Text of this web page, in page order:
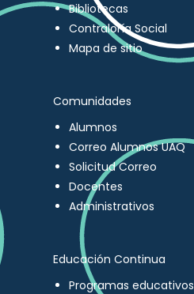
Bibliotecas
Contraloría Social
Mapa de sitio
Comunidades
Alumnos
Correo Alumnos UAQ
Solicitud Correo
Docentes
Administrativos
Educación Continua
Programas educativos